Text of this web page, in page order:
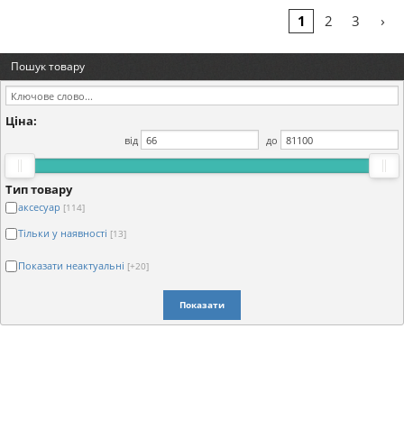
1 2 3 ›
Пошук товару
Ціна:
від до
Тип товару
аксесуар [114]
Тільки у наявності [13]
Показати неактуальні [+20]
Показати